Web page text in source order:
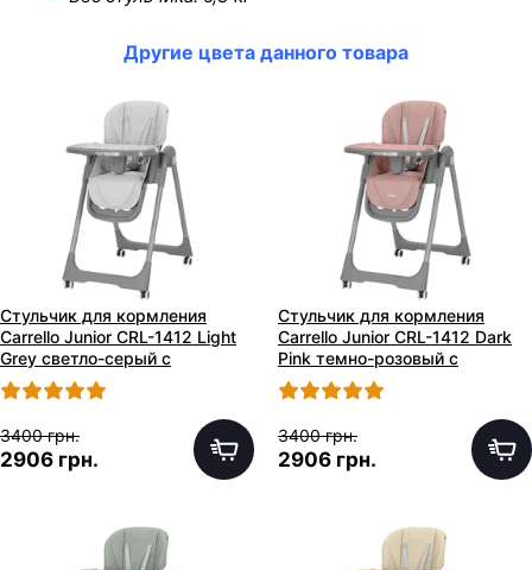
Другие цвета данного товара
Стульчик для кормления
Carrello Junior CRL-1412 Light
Grey светло-серый с
колесиками
3400 грн.
2906 грн.
Стульчик для кормления
Carrello Junior CRL-1412 Dark
Pink темно-розовый с
колесиками
3400 грн.
2906 грн.